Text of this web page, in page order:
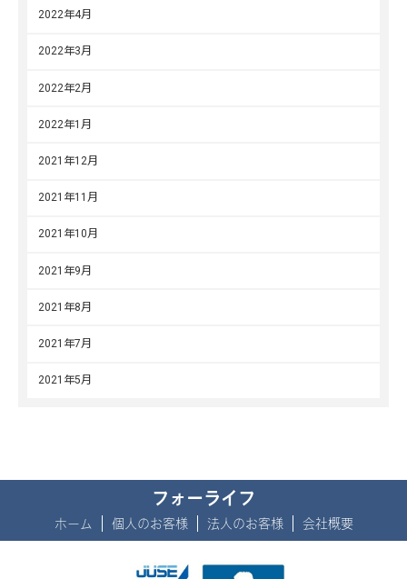
2022年4月
2022年3月
2022年2月
2022年1月
2021年12月
2021年11月
2021年10月
2021年9月
2021年8月
2021年7月
2021年5月
フォーライフ
ホーム 個人のお客様 法人のお客様 会社概要